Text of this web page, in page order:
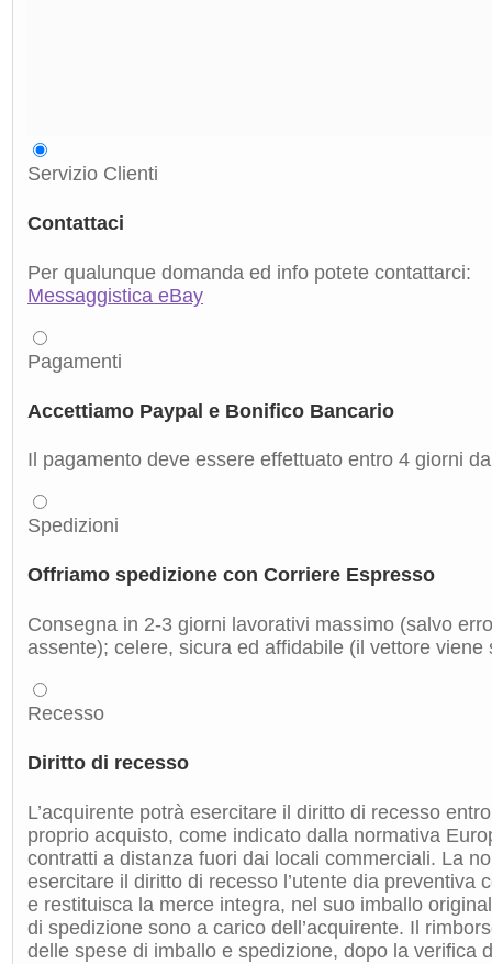
Servizio Clienti
Contattaci
Per qualunque domanda ed info potete contattarci:
Messaggistica eBay
Pagamenti
Accettiamo Paypal e Bonifico Bancario
Il pagamento deve essere effettuato entro 4 giorni
Spedizioni
Offriamo spedizione con Corriere Espresso
Consegna in 2-3 giorni lavorativi massimo (salvo
assente); celere, sicura ed affidabile (il vettore
Recesso
Diritto di recesso
L’acquirente potrà esercitare il diritto di recesso
proprio acquisto, come indicato dalla normativa
contratti a distanza fuori dai locali commerciali. La
esercitare il diritto di recesso l’utente dia preventiva
e restituisca la merce integra, nel suo imballo
di spedizione sono a carico dell’acquirente. Il
delle spese di imballo e spedizione, dopo la verifica